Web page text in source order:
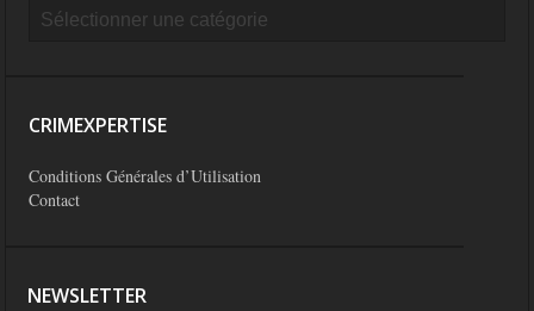
CRIMEXPERTISE
Conditions Générales d’Utilisation
Contact
NEWSLETTER